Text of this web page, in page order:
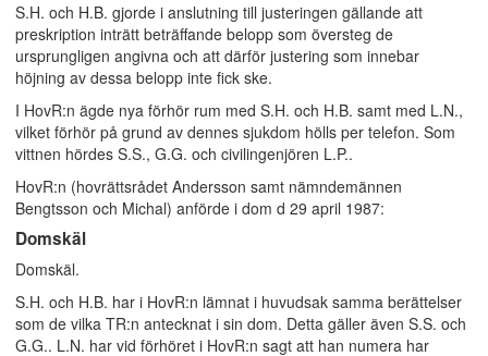
S.H. och H.B. gjorde i anslutning till justeringen gällande att
preskription inträtt beträffande belopp som översteg de
ursprungligen angivna och att därför justering som innebar
höjning av dessa belopp inte fick ske.
I HovR:n ägde nya förhör rum med S.H. och H.B. samt med L.N.,
vilket förhör på grund av dennes sjukdom hölls per telefon. Som
vittnen hördes S.S., G.G. och civilingenjören L.P..
HovR:n (hovrättsrådet Andersson samt nämndemännen
Bengtsson och Michal) anförde i dom d 29 april 1987:
Domskäl
Domskäl.
S.H. och H.B. har i HovR:n lämnat i huvudsak samma berättelser
som de vilka TR:n antecknat i sin dom. Detta gäller även S.S. och
G.G.. L.N. har vid förhöret i HovR:n sagt att han numera har